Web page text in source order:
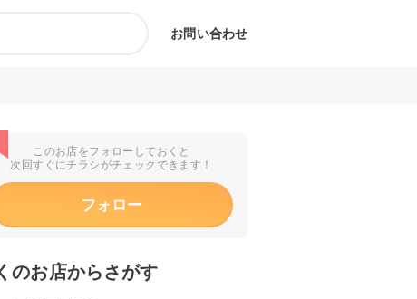
お問い合わせ
このお店をフォローしておくと
次回すぐにチラシがチェックできます！
フォロー
のお店からさがす